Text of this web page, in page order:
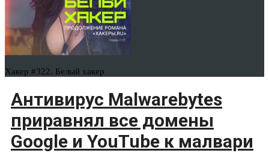
Хакер #322. Белый хакер
Антивирус Malwarebytes
приравнял все домены
Google и YouTube к малвари